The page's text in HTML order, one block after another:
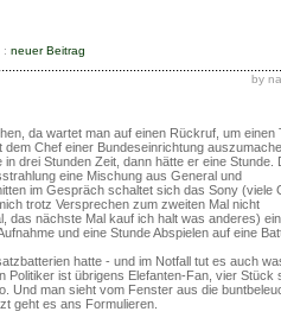
: neuer Beitrag
by
da wartet man auf einen Rückruf, um einen
dem Chef einer Bundeseinrichtung
in drei Stunden Zeit, dann hätte er eine Stunde.
eine Mischung aus General und
im Gespräch schaltet sich das Sony (viele
trotz Versprechen zum zweiten Mal nicht
das nächste Mal kauf ich halt was anderes)
und eine Stunde Abspielen auf eine
hatte - und im Notfall tut es auch
Politiker ist übrigens Elefanten-Fan, vier Stück
Und man sieht vom Fenster aus die
geht es ans Formulieren.